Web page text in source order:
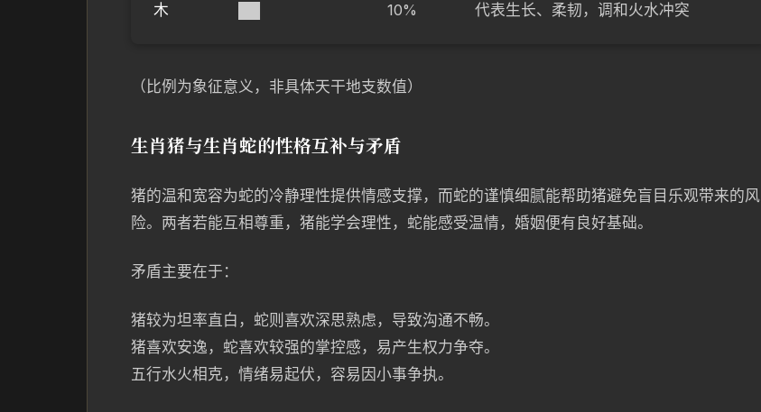
木 10% 代表生长、柔韧，调和火水冲突
（比例为象征意义，非具体天干地支数值）
生肖猪与生肖蛇的性格互补与矛盾
猪的温和宽容为蛇的冷静理性提供情感支撑，而蛇的谨慎细腻能帮助猪避免盲目乐观带来的风
险。两者若能互相尊重，猪能学会理性，蛇能感受温情，婚姻便有良好基础。
矛盾主要在于：
猪较为坦率直白，蛇则喜欢深思熟虑，导致沟通不畅。
猪喜欢安逸，蛇喜欢较强的掌控感，易产生权力争夺。
五行水火相克，情绪易起伏，容易因小事争执。